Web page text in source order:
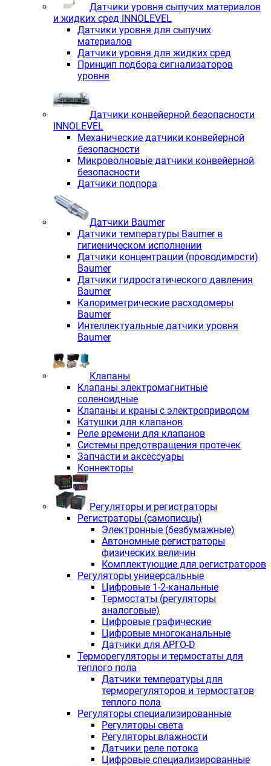
Датчики уровня сыпучих материалов
и жидких сред INNOLEVEL
Датчики уровня для сыпучих
материалов
Датчики уровня для жидких сред
Принцип подбора сигнализаторов
уровня
Датчики конвейерной безопасности
INNOLEVEL
Механические датчики конвейерной
безопасности
Микроволновые датчики конвейерной
безопасности
Датчики подпора
Датчики Baumer
Датчики температуры Baumer в
гигиеническом исполнении
Датчики концентрации (проводимости)
Baumer
Датчики гидростатического давления
Baumer
Калориметрические расходомеры
Baumer
Интеллектуальные датчики уровня
Baumer
Клапаны
Клапаны электромагнитные
соленоидные
Клапаны и краны с электроприводом
Катушки для клапанов
Реле времени для клапанов
Системы предотвращения протечек
Запчасти и аксессуары
Коннекторы
Регуляторы и регистраторы
Регистраторы (самописцы)
Электронные (безбумажные)
Автономные регистраторы
физических величин
Комплектующие для регистраторов
Регуляторы универсальные
Цифровые 1-2-канальные
Термостаты (регуляторы
аналоговые)
Цифровые графические
Цифровые многоканальные
Датчики для АРГО-D
Терморегуляторы и термостаты для
теплого пола
Датчики температуры для
терморегуляторов и термостатов
теплого пола
Регуляторы специализированные
Регуляторы света
Регуляторы влажности
Датчики реле потока
Цифровые специализированные